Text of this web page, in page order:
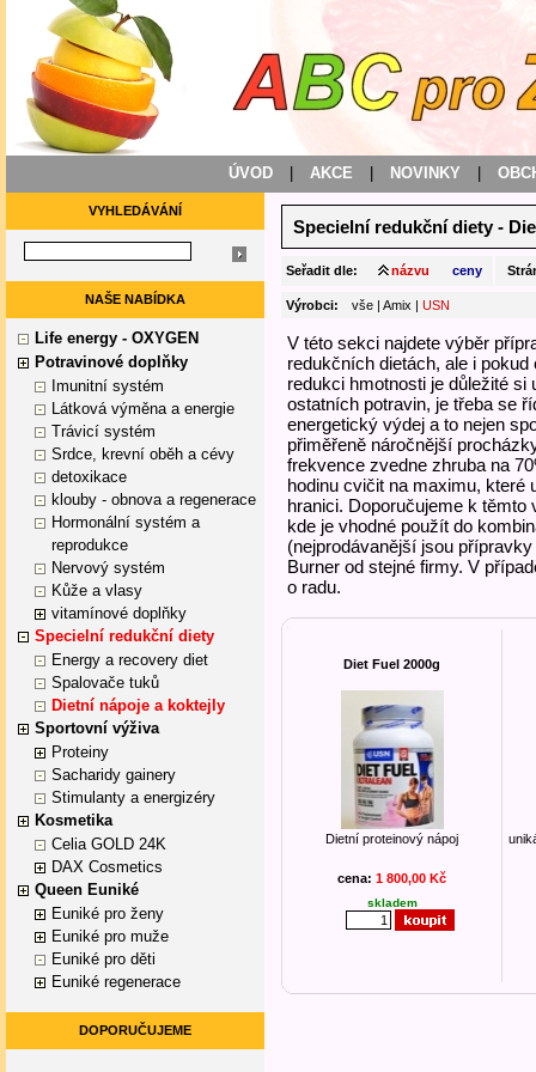
ÚVOD AKCE NOVINKY
VYHLEDÁVÁNÍ
NAŠE NABÍDKA
Life energy - OXYGEN
Potravinové doplňky
Imunitní systém
Látková výměna a energie
Trávicí systém
Srdce, krevní oběh a cévy
detoxikace
klouby - obnova a regenerace
Hormonální systém a
reprodukce
Nervový systém
Kůže a vlasy
vitamínové doplňky
Specielní redukční diety
Energy a recovery diet
Spalovače tuků
Dietní nápoje a koktejly
Sportovní výživa
Proteiny
Sacharidy gainery
Stimulanty a energizéry
Kosmetika
Celia GOLD 24K
DAX Cosmetics
Queen Euniké
Euniké pro ženy
Euniké pro muže
Euniké pro děti
Euniké regenerace
DOPORUČUJEME
Specielní redukční diety -
Seřadit dle: názvu ceny
Výrobci: vše | Amix | USN
V této sekci najdete výběr
redukčních dietách, ale i
redukci hmotnosti je důležité
ostatních potravin, je třeba se
energetický výdej a to nejen
přiměřeně náročnější
frekvence zvedne zhruba na
hodinu cvičit na maximu, které
hranici. Doporučujeme k
kde je vhodné použít do
(nejprodávanější jsou
Burner od stejné firmy. V
o radu.
Diet Fuel 2000g
Dietní proteinový nápoj
cena: 1 800,00 Kč
skladem